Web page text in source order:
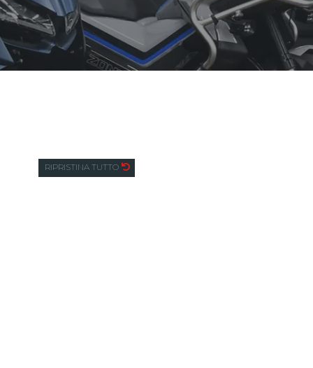
RIPRISTINA TUTTO